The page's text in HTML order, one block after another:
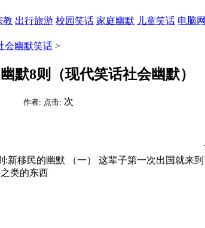
教 出行旅游 校园笑话 家庭幽默 儿童笑话 电脑
会幽默笑话 >
默8则（现代笑话社会幽默）
作者: 点击: 次
:新移民的幽默 （一） 这辈子第一次出国就来
类的东西